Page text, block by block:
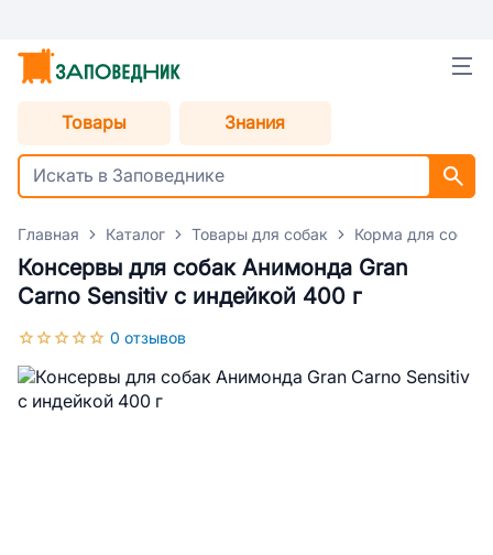
Товары Знания
Главная Каталог Товары для собак Корма для собак
Консервы для собак Анимонда Gran
Carno Sensitiv c индейкой 400 г
0 отзывов